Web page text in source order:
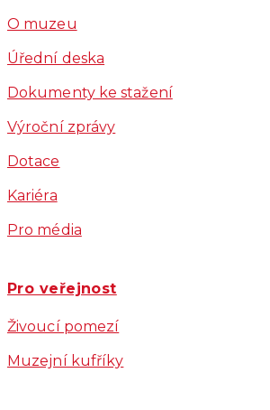
O muzeu
Úřední deska
Dokumenty ke stažení
Výroční zprávy
Dotace
Kariéra
Pro média
Pro veřejnost
Živoucí pomezí
Muzejní kufříky